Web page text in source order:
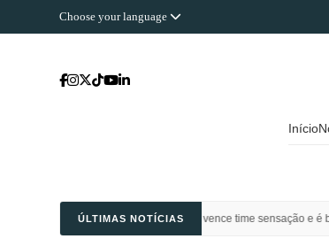
Choose your language
Início
ÚLTIMAS NOTÍCIAS
Saudi vence time sensação e é bi campeão da Champions